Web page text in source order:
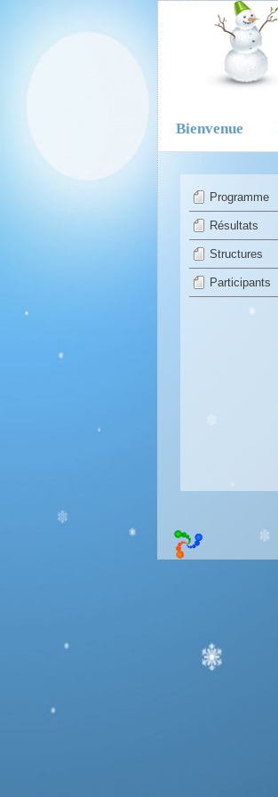
Bienvenue
Programme
Résultats
Structures
Participants